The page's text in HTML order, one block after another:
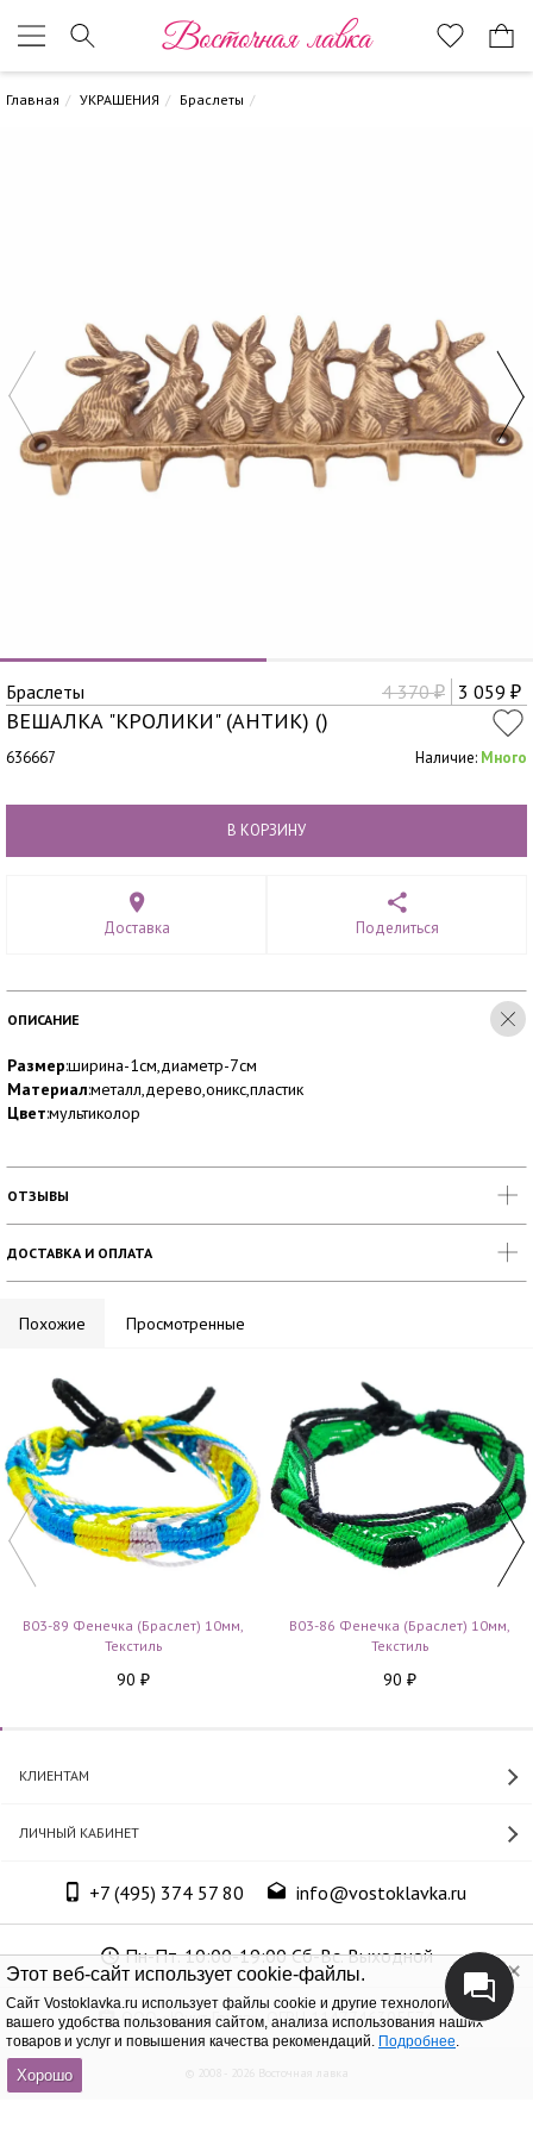
Этот веб-сайт использует cookie-файлы.
Cайт Vostoklavka.ru использует файлы cookie и другие технологии для
вашего удобства пользования сайтом, анализа использования наших
товаров и услуг и повышения качества рекомендаций. Подробнее.
Хорошо
Восточная лавка
Главная УКРАШЕНИЯ Браслеты
Браслеты 4 370₽ 3 059 ₽
ВЕШАЛКА "КРОЛИКИ" (АНТИК) ()
636667 Наличие: Много
В КОРЗИНУ
Доставка Поделиться
ОПИСАНИЕ
Размер:ширина-1см,диаметр-7см
Материал:металл,дерево,оникс,пластик
Цвет:мультиколор
ОТЗЫВЫ
ДОСТАВКА И ОПЛАТА
Похожие Просмотренные
B03-89 Фенечка (браслет) 10мм,
Текстиль
90 ₽
B03-86 Фенечка (браслет) 10мм,
Текстиль
90 ₽
КЛИЕНТАМ
ЛИЧНЫЙ КАБИНЕТ
+7 (495) 374 57 80 info@vostoklavka.ru
Пн-Пт. 10:00-19:00 Сб-Вс. Выходной
ООО «Юнит Групп», ОГРН 1147746305574